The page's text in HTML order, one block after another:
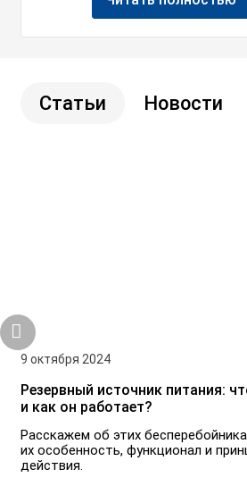
Статьи Новости
9 октября 2024
Резервный источник питания:
и как он работает?
Расскажем об этих
их особенность, функционал и
действия.